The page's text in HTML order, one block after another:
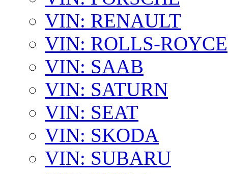
VIN: RENAULT
VIN: ROLLS-ROYCE
VIN: SAAB
VIN: SATURN
VIN: SEAT
VIN: SKODA
VIN: SUBARU